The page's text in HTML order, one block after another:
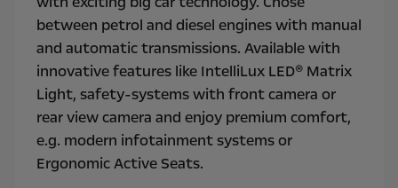
between petrol and diesel engines with manual
and automatic transmissions. Available with
innovative features like IntelliLux LED® Matrix
Light, safety-systems with front camera or
rear view camera and enjoy premium comfort,
e.g. modern infotainment systems or
Ergonomic Active Seats.